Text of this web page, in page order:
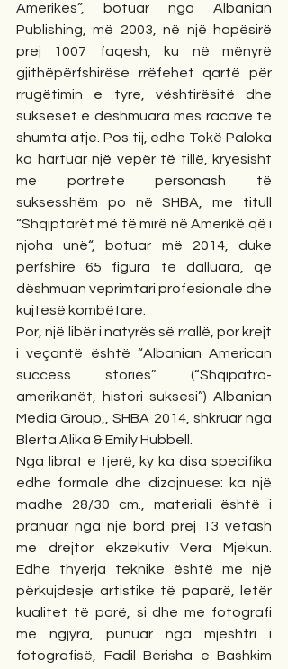
Amerikës”, botuar nga Albanian
Publishing, më 2003, në një hapësirë
prej 1007 faqesh, ku në mënyrë
gjithëpërfshirëse rrëfehet qartë për
rrugëtimin e tyre, vështirësitë dhe
sukseset e dëshmuara mes racave të
shumta atje. Pos tij, edhe Tokë Paloka
ka hartuar një vepër të tillë, kryesisht
me portrete personash të
suksesshëm po në SHBA, me titull
“Shqiptarët më të mirë në Amerikë që i
njoha unë“, botuar më 2014, duke
përfshirë 65 figura të dalluara, që
dëshmuan veprimtari profesionale dhe
kujtesë kombëtare.
Por, një libër i natyrës së rrallë, por krejt
i veçantë është “Albanian American
success stories” (“Shqipatro-
amerikanët, histori suksesi”) Albanian
Media Group,, SHBA 2014, shkruar nga
Blerta Alika & Emily Hubbell.
Nga librat e tjerë, ky ka disa specifika
edhe formale dhe dizajnuese: ka një
madhe 28/30 cm., materiali është i
pranuar nga një bord prej 13 vetash
me drejtor ekzekutiv Vera Mjekun.
Edhe thyerja teknike është me një
përkujdesje artistike të paparë, letër
kualitet të parë, si dhe me fotografi
me ngjyra, punuar nga mjeshtri i
fotografisë, Fadil Berisha e Bashkim